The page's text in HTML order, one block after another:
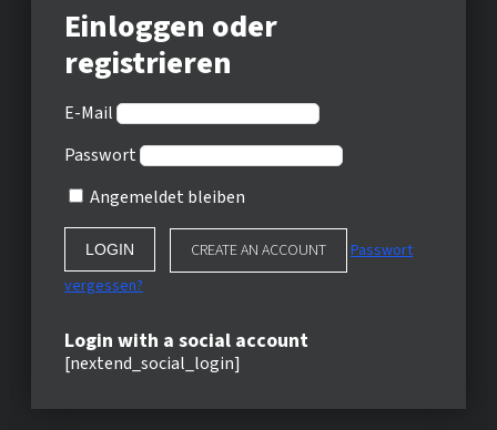
Einloggen oder
registrieren
E-Mail
Passwort
Angemeldet bleiben
CREATE AN ACCOUNT
Passwort
vergessen?
Login with a social account
[nextend_social_login]